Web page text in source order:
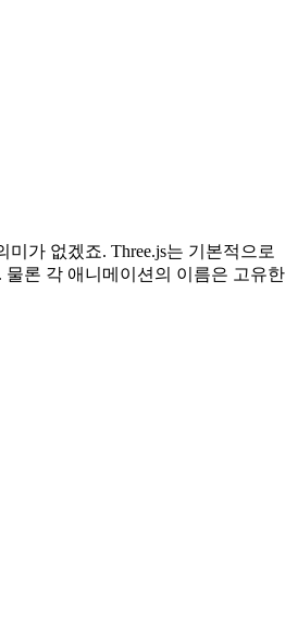
가 없겠죠. Three.js는 기본적으로
물론 각 애니메이션의 이름은 고유한